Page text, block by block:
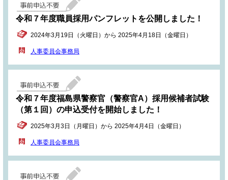
令和７年度職員採用パンフレットを公開しました！
2024年3月19日（火曜日）から 2025年4月18日（金曜日）
人事委員会事務局
令和７年度福島県警察官（警察官A）採用候補者試験
（第１回）の申込受付を開始しました！
2025年3月3日（月曜日）から 2025年4月4日（金曜日）
人事委員会事務局